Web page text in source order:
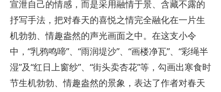
宣泄自己的情感，而是采用融情于景、含藏不露的
抒写手法，把对春天的喜悦之情完全融化在一片生
机勃勃、情趣盎然的声光画面之中。在这支小令
中，“乳鸦鸣啼”、“雨润堤沙”、“画楼净瓦”、“彩绳半
湿”及“红日上窗纱”、“街头卖杏花”等，勾画出寒食时
节生机勃勃、情趣盎然的景象，表达了作者对春天